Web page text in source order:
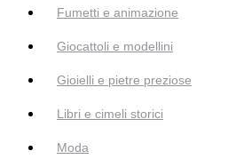
Fumetti e animazione
Giocattoli e modellini
Gioielli e pietre preziose
Libri e cimeli storici
Moda